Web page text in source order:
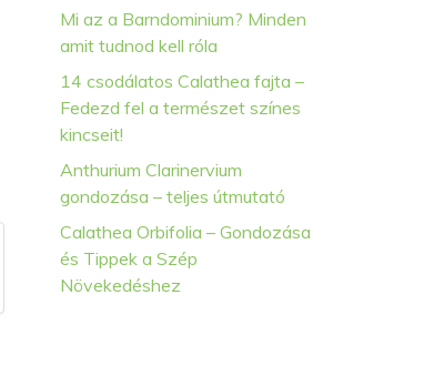
Mi az a Barndominium? Minden
amit tudnod kell róla
14 csodálatos Calathea fajta –
Fedezd fel a természet színes
kincseit!
Anthurium Clarinervium
gondozása – teljes útmutató
Calathea Orbifolia – Gondozása
és Tippek a Szép
Növekedéshez